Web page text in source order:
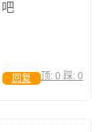
顶: 0 踩: 0
回复